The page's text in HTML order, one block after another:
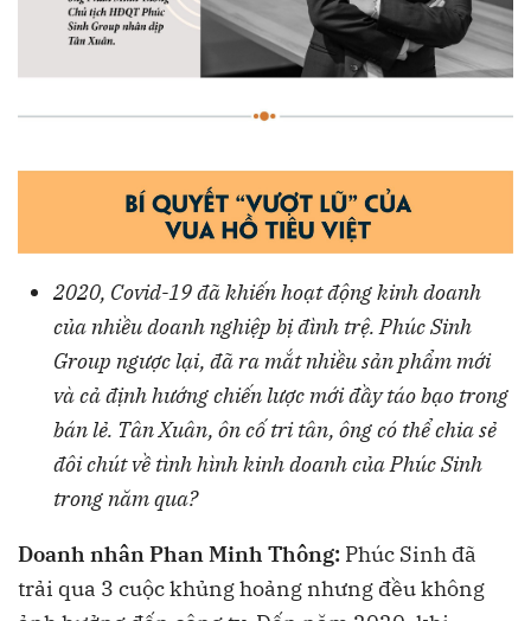
2020, Covid-19 đã khiến hoạt động kinh doanh
của nhiều doanh nghiệp bị đình trệ. Phúc Sinh
Group ngược lại, đã ra mắt nhiều sản phẩm mới
và cả định hướng chiến lược mới đầy táo bạo trong
bán lẻ. Tân Xuân, ôn cố tri tân, ông có thể chia sẻ
đôi chút về tình hình kinh doanh của Phúc Sinh
trong năm qua?
Doanh nhân Phan Minh Thông: Phúc Sinh đã
trải qua 3 cuộc khủng hoảng nhưng đều không